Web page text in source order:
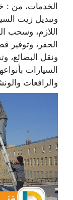
الخدمات، من :
وتبديل زيت
اللازم، وسحب
الحفر، وتوفير
ونقل البضائع،
السيارات
والرافعات